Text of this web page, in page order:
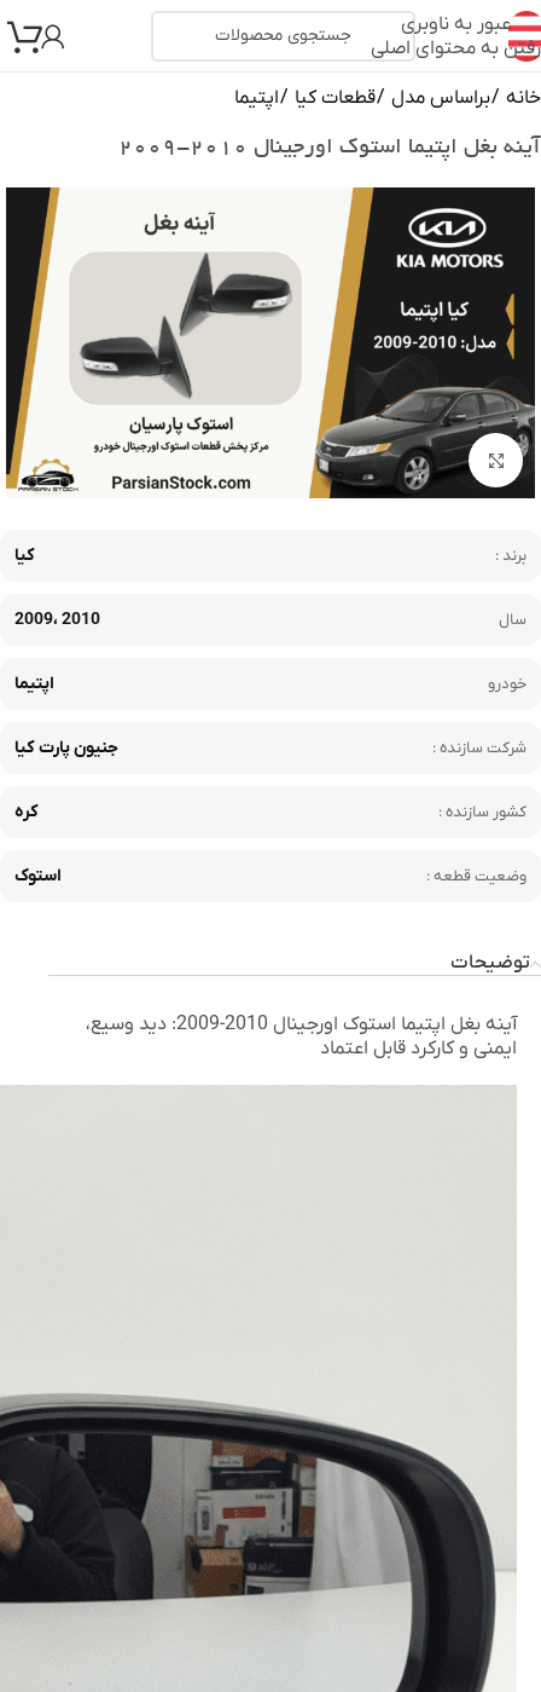
عبور به ناوبری
رفتن به محتوای اصلی
خانه /براساس مدل /قطعات کیا /اپتیما
آینه بغل اپتیما استوک اورجینال ۲۰۱۰-۲۰۰۹
بزرگنمایی تصویر
برند : کیا
سال 2009، 2010
خودرو اپتیما
شرکت سازنده : جنیون پارت کیا
کشور سازنده : کره
وضعیت قطعه : استوک
توضیحات
آینه بغل اپتیما استوک اورجینال 2010-2009: دید وسیع،
ایمنی و کارکرد قابل اعتماد